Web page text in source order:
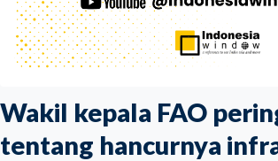
Wakil kepala FAO
tentang hancurnya